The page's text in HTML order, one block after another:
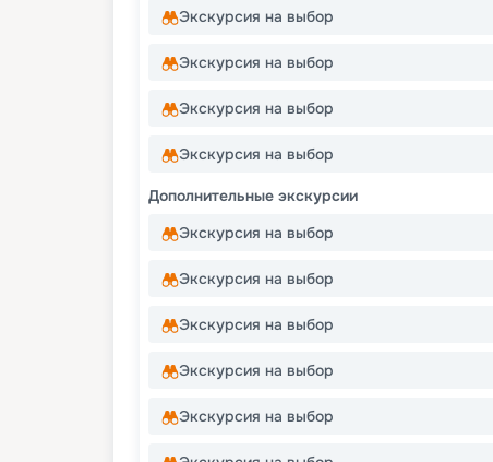
Экскурсия на выбор
Экскурсия на выбор
Экскурсия на выбор
Экскурсия на выбор
Дополнительные экскурсии
Экскурсия на выбор
Экскурсия на выбор
Экскурсия на выбор
Экскурсия на выбор
Экскурсия на выбор